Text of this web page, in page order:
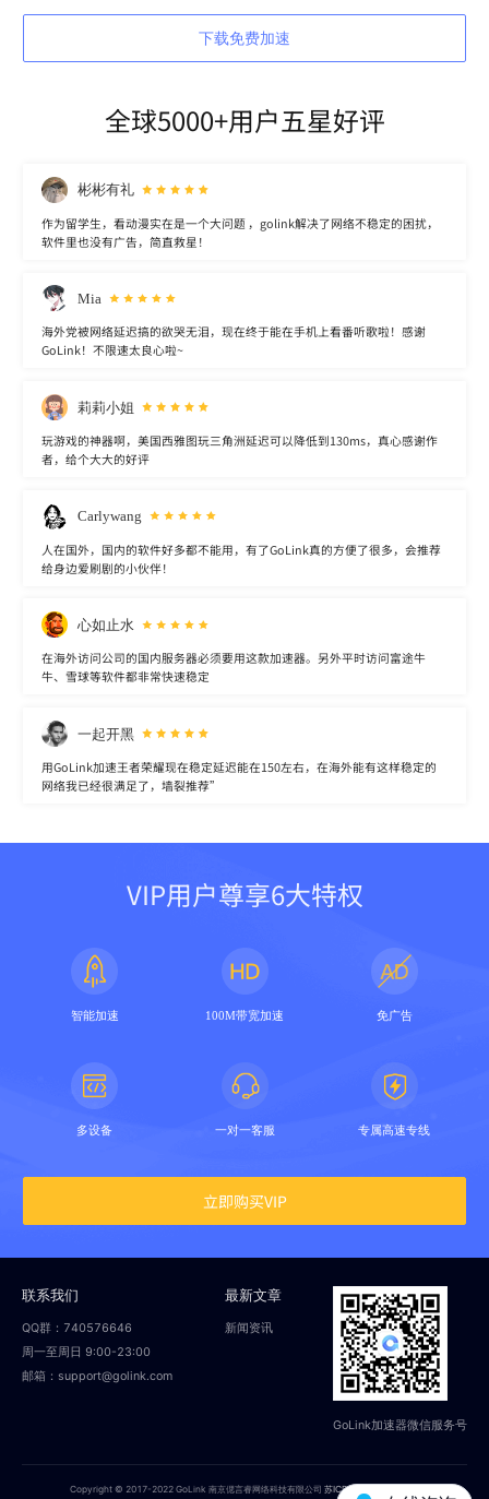
下载免费加速
全球5000+用户五星好评
彬彬有礼
作为留学生，看动漫实在是一个大问题 ，golink解决了网络不稳定的困扰，
软件里也没有广告，简直救星！
Mia
海外党被网络延迟搞的欲哭无泪，现在终于能在手机上看番听歌啦！感谢
GoLink！不限速太良心啦~
莉莉小姐
玩游戏的神器啊，美国西雅图玩三角洲延迟可以降低到130ms，真心感谢作
者，给个大大的好评
Carlywang
人在国外，国内的软件好多都不能用，有了GoLink真的方便了很多，会推荐
给身边爱刷剧的小伙伴！
心如止水
在海外访问公司的国内服务器必须要用这款加速器。另外平时访问富途牛
牛、雪球等软件都非常快速稳定
一起开黑
用GoLink加速王者荣耀现在稳定延迟能在150左右，在海外能有这样稳定的
网络我已经很满足了，墙裂推荐”
VIP用户尊享6大特权
智能加速 100M带宽加速 免广告
多设备 一对一客服 专属高速专线
立即购买VIP
联系我们
QQ群：740576646
周一至周日 9:00-23:00
邮箱：support@golink.com
最新文章
新闻资讯
GoLink加速器微信服务号
Copyright © 2017-2022 GoLink 南京偲言睿网络科技有限公司苏ICP备18014251号-2